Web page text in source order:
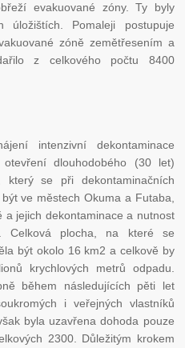
evakuované zóny. Ty byly
úložištích. Pomaleji postupuje
zóně zemětřesením a
z celkového počtu 8400
intenzivní dekontaminace
dlouhodobého (30 let)
který se při dekontaminačních
ve městech Okuma a Futaba,
jejich dekontaminace a nutnost
Celková plocha, na které se
být okolo 16 km2 a celkově by
krychlových metrů odpadu.
během následujících pěti let
i veřejných vlastníků
byla uzavřena dohoda pouze
2300. Důležitým krokem